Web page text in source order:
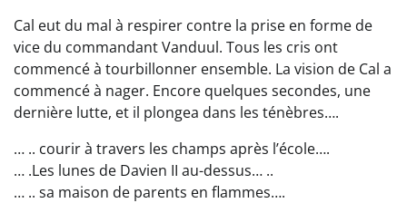
Cal eut du mal à respirer contre la prise en forme de
vice du commandant Vanduul. Tous les cris ont
commencé à tourbillonner ensemble. La vision de Cal a
commencé à nager. Encore quelques secondes, une
dernière lutte, et il plongea dans les ténèbres….
… .. courir à travers les champs après l’école….
… .Les lunes de Davien II au-dessus… ..
… .. sa maison de parents en flammes….